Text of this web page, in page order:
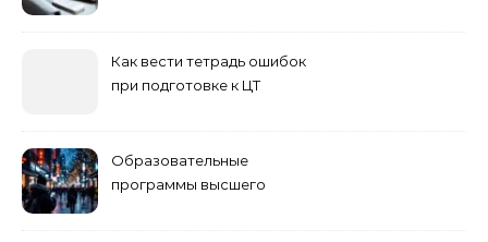
Как вести тетрадь ошибок
при подготовке к ЦТ
Образовательные
программы высшего